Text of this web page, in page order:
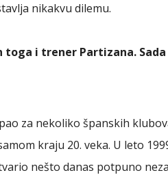
nikakvu dilemu.
toga i trener Partizana.
za nekoliko španskih
kraju 20. veka. U leto
nešto danas potpuno